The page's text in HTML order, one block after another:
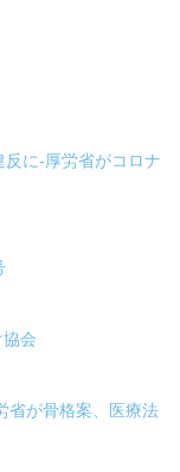
に-厚労省がコロナ
会
省が骨格案、医療法